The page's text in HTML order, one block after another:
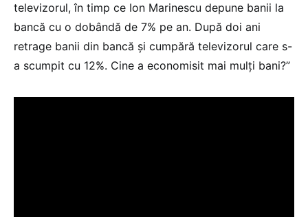
televizorul, în timp ce Ion Marinescu depune banii la
bancă cu o dobândă de 7% pe an. După doi ani
retrage banii din bancă și cumpără televizorul care s-
a scumpit cu 12%. Cine a economisit mai mulți bani?”